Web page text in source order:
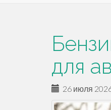
для
26 июля